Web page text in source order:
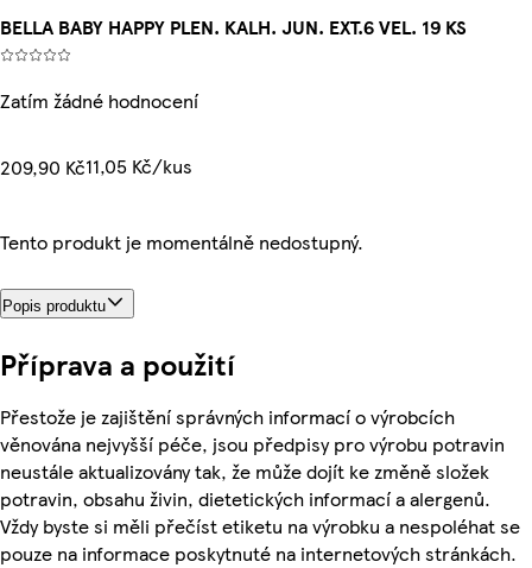
BELLA BABY HAPPY PLEN. KALH. JUN. EXT.6 VEL. 19 KS
Zatím žádné hodnocení
209,90 Kč11,05 Kč/kus
Tento produkt je momentálně nedostupný.
Popis produktu
Příprava a použití
Přestože je zajištění správných informací o výrobcích
věnována nejvyšší péče, jsou předpisy pro výrobu potravin
neustále aktualizovány tak, že může dojít ke změně složek
potravin, obsahu živin, dietetických informací a alergenů.
Vždy byste si měli přečíst etiketu na výrobku a nespoléhat se
pouze na informace poskytnuté na internetových stránkách.